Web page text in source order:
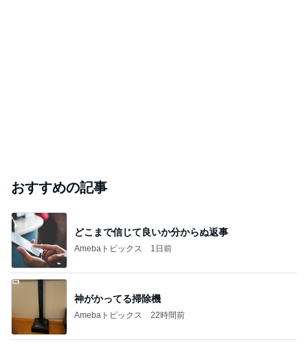
おすすめの記事
どこまで信じて良いか分からぬ返事
Amebaトピックス 1日前
神がかってる掃除機
Amebaトピックス 22時間前